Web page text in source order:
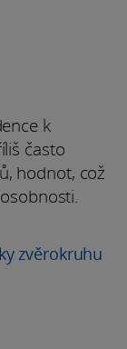
k
často
hodnot, což
zvěrokruhu